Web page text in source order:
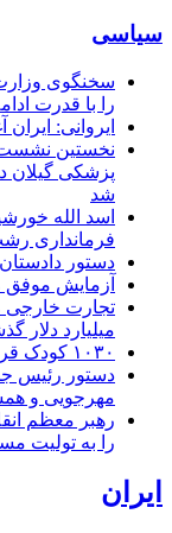
سیاسی
سخنگوی
را با قدرت
ایروانی:
نخستین نشست
پزشکی گیلان
شد
اسد الله
فرمانداری
دستور
آزمایش موفق
تجارت خارجی
میلیارد دلار
۱۰۳۰ کودک قربانی جنایت صهیونیست‌ها
دستور رئیس
مهرجویی و
رهبر معظم
را به تولیت
ایران